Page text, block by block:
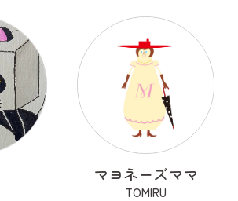
マヨネーズママ
TOMIRU